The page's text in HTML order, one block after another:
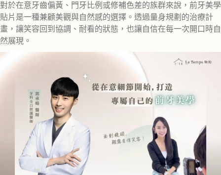
對於在意牙齒偏黃、門牙比例或修補色差的族群來說，前牙美學
貼片是一種兼顧美觀與自然感的選擇。透過量身規劃的治療計
畫，讓笑容回到協調、耐看的狀態，也讓自信在每一次開口時自
然展現。